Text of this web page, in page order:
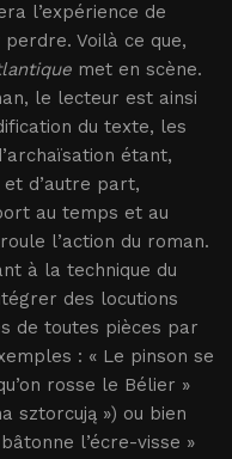
l’expérience de
perdre. Voilà ce que,
met en scène.
le lecteur est ainsi
du texte, les
étant,
et d’autre part,
au temps et au
l’action du roman.
à la technique du
des locutions
de toutes pièces par
: « Le pinson se
rosse le Bélier »
sztorcują ») ou bien
l’écre-visse »